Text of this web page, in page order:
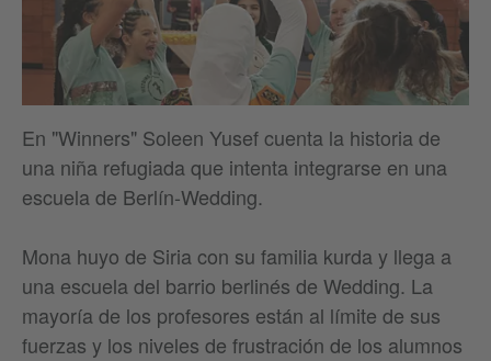
En "Winners" Soleen Yusef cuenta la historia de
una niña refugiada que intenta integrarse en una
escuela de Berlín-Wedding.
Mona huyo de Siria con su familia kurda y llega a
una escuela del barrio berlinés de Wedding. La
mayoría de los profesores están al límite de sus
fuerzas y los niveles de frustración de los alumnos